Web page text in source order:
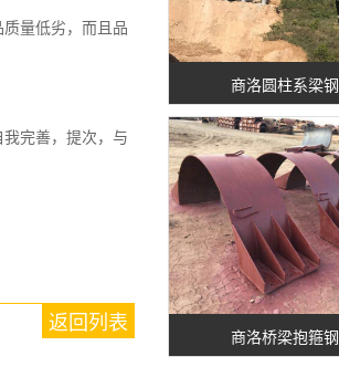
量低劣，而且品
完善，提次，与
返回列表
商洛圆柱系梁
商洛桥梁抱箍